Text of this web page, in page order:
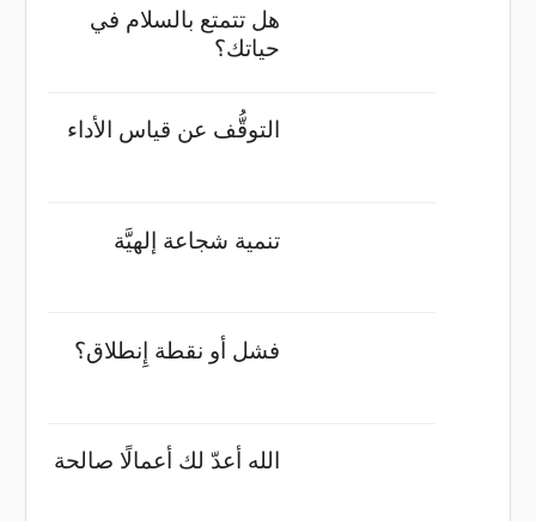
هل تتمتع بالسلام في
حياتك؟
التوقُّف عن قياس الأداء
تنمية شجاعة إلهيَّة
فشل أو نقطة إِنطلاق؟
الله أعدّ لك أعمالًا صالحة